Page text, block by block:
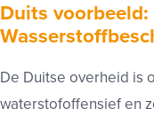
Duits voorbeeld:
De Duitse overheid is
waterstofoffensief en